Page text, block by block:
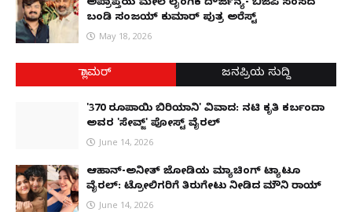
ಅಪ್ರಾಪ್ತೆಯ ಮೇಲೆ ಲೈಂಗಿಕ ದೌರ್ಜನ್ಯ- ಬಿಜೆಪಿ ಸಂಸದ
ಬಂಡಿ ಸಂಜಯ್ ಕುಮಾರ್ ಪುತ್ರ ಅರೆಸ್ಟ್
May 18, 2026
ಗ್ಲಾಮರ್ ಜನಪ್ರಿಯ ಸುದ್ದಿ
'370 ರೂಪಾಯಿ ಬಿರಿಯಾನಿ' ವಿವಾದ: ನಟಿ ಕೃತಿ ಕರ್ಬಂದಾ
ಅವರ 'ಸೇವ್ಜ್' ಪೋಸ್ಟ್ ವೈರಲ್
June 14, 2026
ಆಹಾನ್-ಅನೀತ್ ಜೋಡಿಯ ಮ್ಯಾಚಿಂಗ್ ಟ್ಯಾಟೂ
ವೈರಲ್: ಟ್ರೋಲಿಗರಿಗೆ ತಿರುಗೇಟು ನೀಡಿದ ಮೌನಿ ರಾಯ್
June 14, 2026